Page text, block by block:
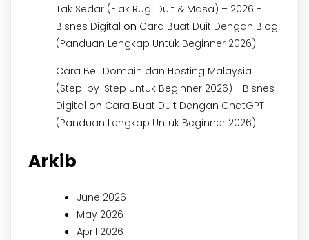
Tak Sedar (Elak Rugi Duit & Masa) – 2026 -
Bisnes Digital on Cara Buat Duit Dengan Blog
(Panduan Lengkap Untuk Beginner 2026)
Cara Beli Domain dan Hosting Malaysia
(Step-by-Step Untuk Beginner 2026) - Bisnes
Digital on Cara Buat Duit Dengan ChatGPT
(Panduan Lengkap Untuk Beginner 2026)
Arkib
June 2026
May 2026
April 2026